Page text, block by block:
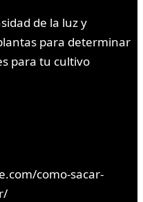
de la luz y
para determinar
para tu cultivo
como-sacar-